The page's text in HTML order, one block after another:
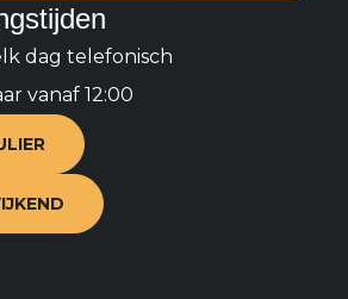
dag telefonisch
vanaf 12:00